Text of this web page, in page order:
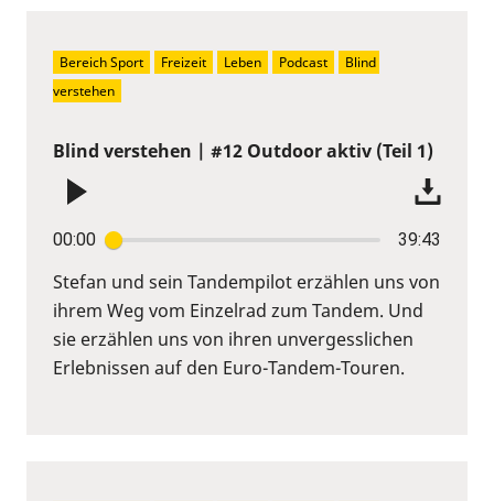
Blind verstehen | #12 Outdoor aktiv (Teil 1)
00:00 39:43
Stefan und sein Tandempilot erzählen uns von
ihrem Weg vom Einzelrad zum Tandem. Und
sie erzählen uns von ihren unvergesslichen
Erlebnissen auf den Euro-Tandem-Touren.
Bereich Sport Freizeit Leben Podcast
Blind
verstehen